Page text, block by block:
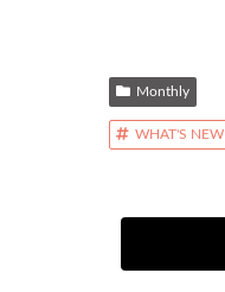
Monthly
WHAT'S NEW